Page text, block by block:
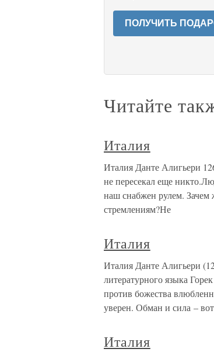
ПОЛУЧИТЬ
Читайте
Италия
Италия Данте Алигьери
не пересекал еще
наш снабжен рулем. Зачем
стремлениям?Не
Италия
Италия Данте Алигьери
литературного языка
против божества
уверен. Обман и сила – вот
Италия